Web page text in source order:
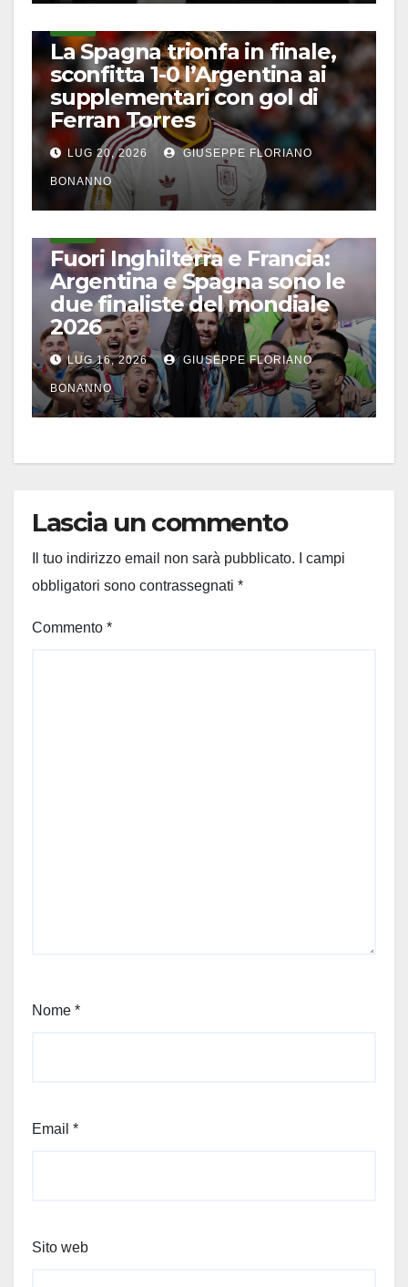
La Spagna trionfa in finale,
sconfitta 1-0 l’Argentina ai
supplementari con gol di
Ferran Torres
LUG 20, 2026 GIUSEPPE FLORIANO
BONANNO
Fuori Inghilterra e Francia:
Argentina e Spagna sono le
due finaliste del mondiale
2026
LUG 16, 2026 GIUSEPPE FLORIANO
BONANNO
Lascia un commento
Il tuo indirizzo email non sarà pubblicato.
I campi
obbligatori sono contrassegnati *
Commento *
Nome *
Email *
Sito web